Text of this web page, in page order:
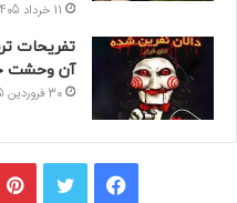
11 خرداد 1405
تفریحات
آن وحشت
30 فروردین 1405
فیسبوکتوییتر